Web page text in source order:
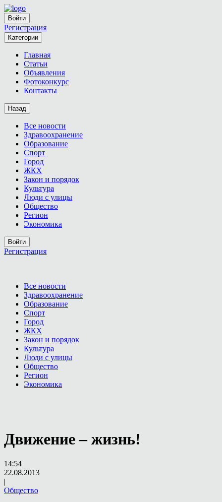
Войти
Регистрация
Категории
Главная
Статьи
Объявления
Фотоконкурс
Контакты
Назад
Все новости
Здравоохранение
Образование
Спорт
Город
ЖКХ
Закон и порядок
Культура
Люди с улицы
Общество
Регион
Экономика
Войти
Регистрация
Все новости
Здравоохранение
Образование
Спорт
Город
ЖКХ
Закон и порядок
Культура
Люди с улицы
Общество
Регион
Экономика
Движение – жизнь!
14:54
22.08.2013
|
Общество